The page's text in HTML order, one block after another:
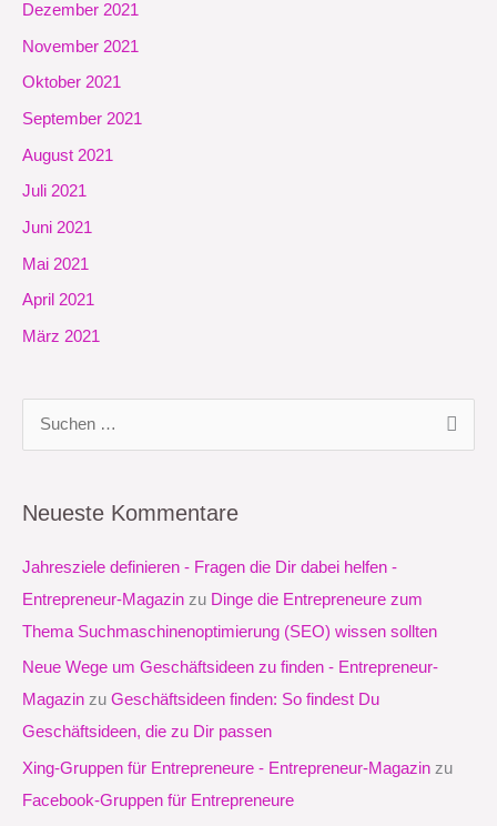
Dezember 2021
November 2021
Oktober 2021
September 2021
August 2021
Juli 2021
Juni 2021
Mai 2021
April 2021
März 2021
h
e
n
n
Neueste Kommentare
Jahresziele definieren - Fragen die Dir dabei helfen -
Entrepreneur-Magazin zu Dinge die Entrepreneure zum
Thema Suchmaschinenoptimierung (SEO) wissen sollten
Neue Wege um Geschäftsideen zu finden - Entrepreneur-
Magazin zu Geschäftsideen finden: So findest Du
Geschäftsideen, die zu Dir passen
Xing-Gruppen für Entrepreneure - Entrepreneur-Magazin zu
Facebook-Gruppen für Entrepreneure